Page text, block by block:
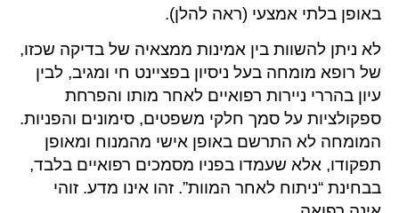
באופן בלתי אמצעי (ראה להלן).
לא ניתן להשוות בין אמינות ממצאיה של בדיקה שכזו,
של רופא מומחה בעל ניסיון בפציינט חי ומגיב, לבין
עיון בהררי ניירות רפואיים לאחר מותו והפרחת
ספקולציות על סמך חלקי משפטים, סימונים והפניות.
המומחה לא התרשם באופן אישי מהמנוח ומאופן
תפקודו, אלא שעמדו בפניו מסמכים רפואיים בלבד,
בבחינת “ניתוח לאחר המוות”. זהו אינו מדע. זוהי